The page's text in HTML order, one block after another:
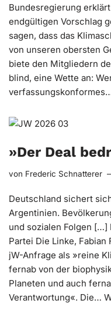
Bundesregierung
endgültigen Vorschlag
sagen, dass das
von unseren obersten
biete den Mitgliedern
blind, eine Wette an:
»Der Deal
von Frederic Schnatterer
Deutschland sichert
Argentinien.
und sozialen Folgen
Partei Die Linke,
jW-Anfrage als »reine
fernab von der
Planeten und auch
Verantwortung«. Die…